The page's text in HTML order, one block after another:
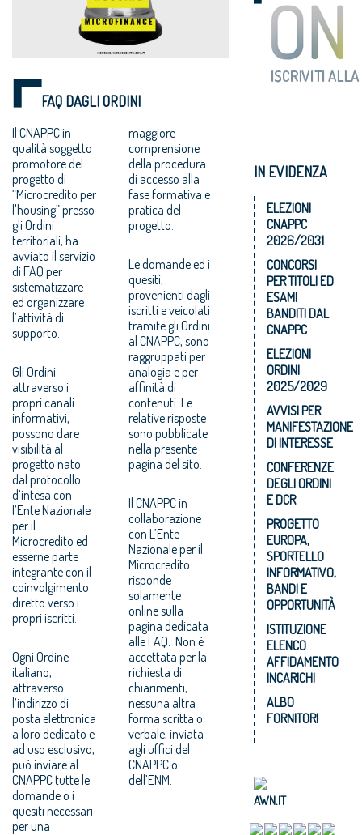
FAQ DAGLI ORDINI
Il CNAPPC in
qualità soggetto
promotore del
progetto di
“Microcredito per
l'housing” presso
gli Ordini
territoriali, ha
avviato il servizio
di FAQ per
sistematizzare
ed organizzare
l’attività di
supporto.
Gli Ordini
attraverso i
propri canali
informativi,
possono dare
visibilità al
progetto nato
dal protocollo
d’intesa con
l’Ente Nazionale
per il
Microcredito ed
esserne parte
integrante con il
coinvolgimento
diretto verso i
propri iscritti.
Ogni Ordine
italiano,
attraverso
l’indirizzo di
posta elettronica
a loro dedicato e
ad uso esclusivo,
può inviare al
CNAPPC tutte le
domande o i
quesiti necessari
per una
maggiore
comprensione
della procedura
di accesso alla
fase formativa e
pratica del
progetto.
Le domande ed i
quesiti,
provenienti dagli
iscritti e veicolati
tramite gli Ordini
al CNAPPC, sono
raggruppati per
analogia e per
affinità di
contenuti. Le
relative risposte
sono pubblicate
nella presente
pagina del sito.
Il CNAPPC in
collaborazione
con L’Ente
Nazionale per il
Microcredito
risponde
solamente
online sulla
pagina dedicata
alle FAQ. Non è
accettata per la
richiesta di
chiarimenti,
nessuna altra
forma scritta o
verbale, inviata
agli uffici del
CNAPPC o
dell’ENM.
IN EVIDENZA
ELEZIONI
CNAPPC
2026/2031
CONCORSI
PER TITOLI ED
ESAMI
BANDITI DAL
CNAPPC
ELEZIONI
ORDINI
2025/2029
AVVISI PER
MANIFESTAZIONE
DI INTERESSE
CONFERENZE
DEGLI ORDINI
E DCR
PROGETTO
EUROPA,
SPORTELLO
INFORMATIVO,
BANDI E
OPPORTUNITÀ
ISTITUZIONE
ELENCO
AFFIDAMENTO
INCARICHI
ALBO
FORNITORI
AWN.IT